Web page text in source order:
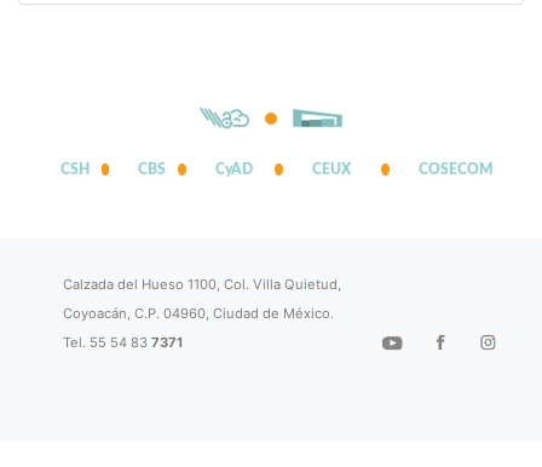
CSH CBS CyAD CEUX COSECOM
Calzada del Hueso 1100, Col. Villa Quietud,
Coyoacán, C.P. 04960, Ciudad de México.
Tel. 55 54 837371